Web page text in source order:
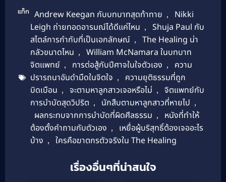
แท็ก Andrew Keegan กับบทบาทสุดท้าทาย ,
Nikki
Leigh ถ่ายทอดอารมณ์ได้ดีแค่ไหน ,
Shuja Paul กับ
สไตล์การกำกับที่เป็นเอกลักษณ์ ,
The Healing น่า
กลัวขนาดไหน ,
William McNamara ในบทบาท
จิตแพทย์ , การต่อสู้กับปีศาจในใจตัวเอง ,
ความ
ปรารถนาอันดำมืดในจิตใจ ,
ความยุติธรรมที่ถูก
บิดเบือน , จะตามหาลูกสาวเจอหรือไม่ ,
จิตแพทย์กับ
การบำบัดสุดวิปริต , นักสืบตามหาลูกสาวที่หายไป ,
ผลกระทบจากการบำบัดที่ผิดศีลธรรม ,
หนังที่ทำให้
ต้องตั้งคำถามกับตัวเอง ,
เหยื่อผู้บริสุทธิ์ต้องเจออะไร
บ้าง , ใครคือฆาตกรตัวจริงใน The Healing
เรื่องอื่นๆที่น่าสนใจ